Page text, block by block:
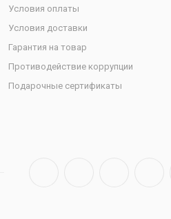
Условия оплаты
Условия доставки
Гарантия на товар
Противодействие коррупции
Подарочные сертификаты